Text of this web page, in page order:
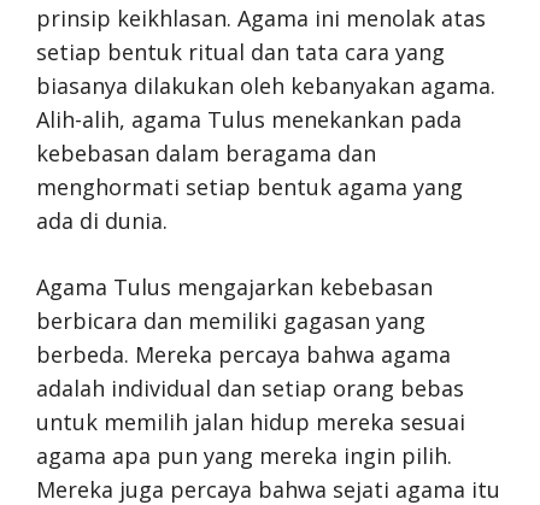
prinsip keikhlasan. Agama ini menolak atas
setiap bentuk ritual dan tata cara yang
biasanya dilakukan oleh kebanyakan agama.
Alih-alih, agama Tulus menekankan pada
kebebasan dalam beragama dan
menghormati setiap bentuk agama yang
ada di dunia.
Agama Tulus mengajarkan kebebasan
berbicara dan memiliki gagasan yang
berbeda. Mereka percaya bahwa agama
adalah individual dan setiap orang bebas
untuk memilih jalan hidup mereka sesuai
agama apa pun yang mereka ingin pilih.
Mereka juga percaya bahwa sejati agama itu